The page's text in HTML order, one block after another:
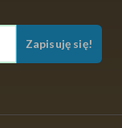
Zapisuję się!